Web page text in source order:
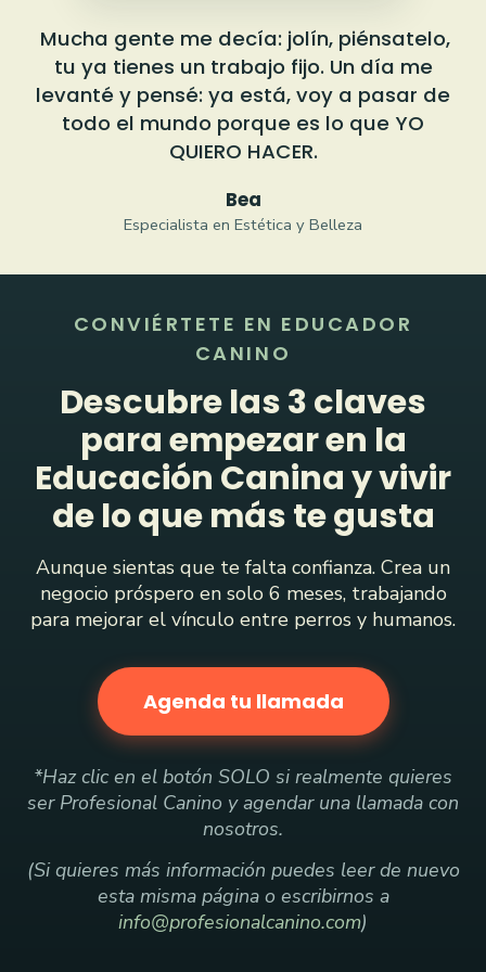
Mucha gente me decía: jolín, piénsatelo,
tu ya tienes un trabajo fijo. Un día me
levanté y pensé: ya está, voy a pasar de
todo el mundo porque es lo que YO
QUIERO HACER.
Bea
Especialista en Estética y Belleza
CONVIÉRTETE EN EDUCADOR
CANINO
Descubre las 3 claves
para empezar en la
Educación Canina y vivir
de lo que más te gusta
Aunque sientas que te falta confianza. Crea un
negocio próspero en solo 6 meses, trabajando
para mejorar el vínculo entre perros y humanos.
Agenda tu llamada
*Haz clic en el botón SOLO si realmente quieres
ser Profesional Canino y agendar una llamada con
nosotros.
(Si quieres más información puedes leer de nuevo
esta misma página o escribirnos a
info@profesionalcanino.com)